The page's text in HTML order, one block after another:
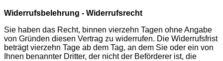
Widerrufsbelehrung - Widerrufsrecht
Sie haben das Recht, binnen vierzehn Tagen ohne Angabe
von Gründen diesen Vertrag zu widerrufen. Die Widerrufsfrist
beträgt vierzehn Tage ab dem Tag, an dem Sie oder ein von
Ihnen benannter Dritter, der nicht der Beförderer ist, die